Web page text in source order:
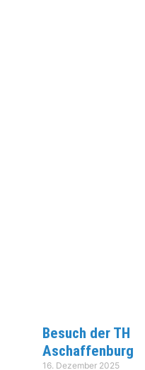
Besuch der TH
Aschaffenburg
16. Dezember 2025